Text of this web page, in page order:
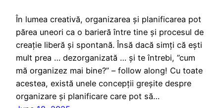
În lumea creativă, organizarea și planificarea pot
părea uneori ca o barieră între tine și procesul de
creație liberă și spontană. Însă dacă simți că ești
mult prea … dezorganizată … și te întrebi, ”cum
mă organizez mai bine?” – follow along! Cu toate
acestea, există unele concepții greșite despre
organizare și planificare care pot să…